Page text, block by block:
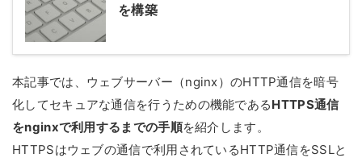
を構築
本記事では、ウェブサーバー（nginx）のHTTP通信を暗号
化してセキュアな通信を行うための機能であるHTTPS通信
をnginxで利用するまでの手順を紹介します。
HTTPSはウェブの通信で利用されているHTTP通信をSSLと